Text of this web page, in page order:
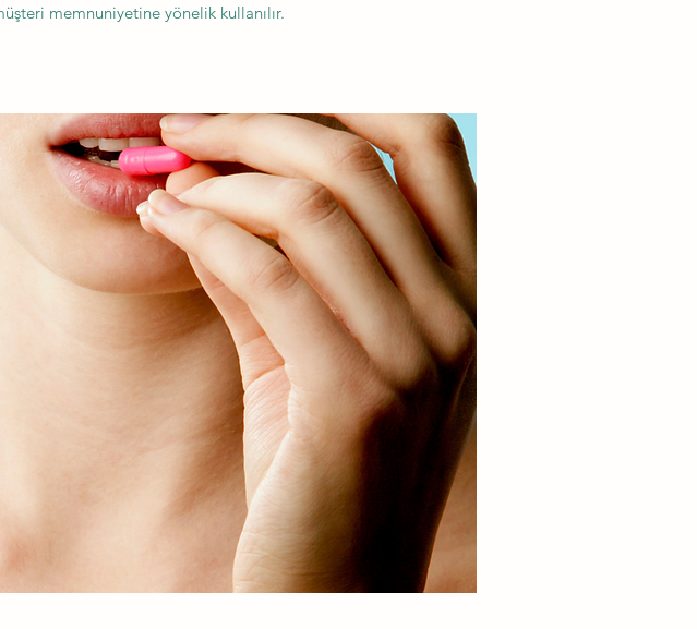
memnuniyetine yönelik kullanılır.